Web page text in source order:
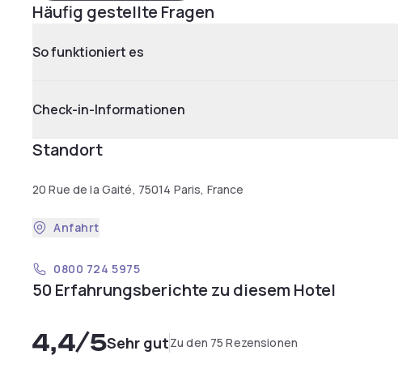
Häufig gestellte Fragen
So funktioniert es
Check-in-Informationen
Standort
20 Rue de la Gaité, 75014 Paris, France
Anfahrt
0800 724 5975
50 Erfahrungsberichte zu diesem Hotel
4,4/5Sehr gutZu den 75 Rezensionen